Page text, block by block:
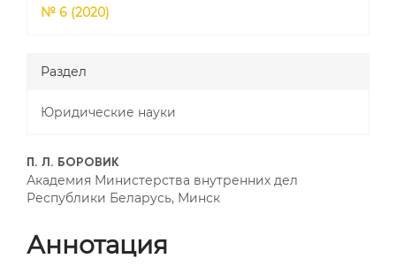
№ 6 (2020)
Раздел
Юридические науки
П. Л. БОРОВИК
Академия Министерства внутренних дел
Республики Беларусь, Минск
Аннотация